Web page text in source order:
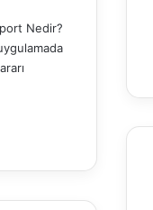
Nedir?